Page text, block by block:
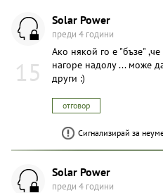
15
Solar Power
преди 4 години
Ако някой го е "бъзе"
нагоре надолу ... може
други :)
отговор
Сигнализирай за
Solar Power
преди 4 години